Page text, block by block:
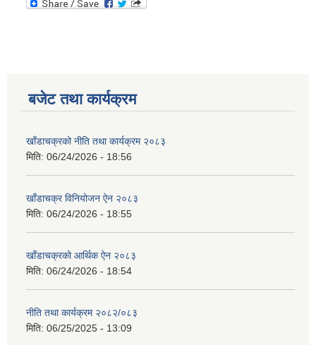
बजेट तथा कार्यक्रम
खाँडाचक्रको नीति तथा कार्यक्रम २०८३
मिति: 06/24/2026 - 18:56
खाँडाचक्र विनियोजन ऐन २०८३
मिति: 06/24/2026 - 18:55
खाँडाचक्रको आर्थिक ऐन २०८३
मिति: 06/24/2026 - 18:54
नीति तथा कार्यक्रम २०८२/०८३
मिति: 06/25/2025 - 13:09